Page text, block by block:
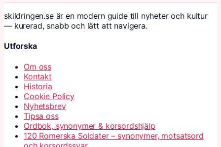
skildringen.se är en modern guide till nyheter och kultur
— kurerad, snabb och lätt att navigera.
Utforska
Om oss
Kontakt
Historia
Cookie Policy
Nyhetsbrev
Tipsa oss
Ordbok, synonymer & korsordshjälp
120 Romerska Soldater – synonymer, motsatsord